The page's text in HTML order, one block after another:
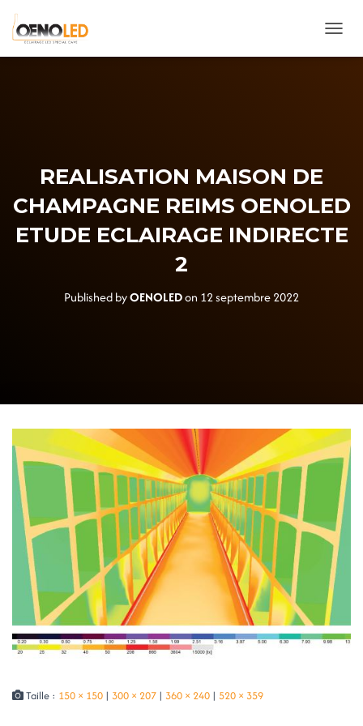
REALISATION MAISON DE
CHAMPAGNE REIMS OENOLED
ETUDE ECLAIRAGE INDIRECTE
2
Published byOENOLEDon 12 septembre 2022
Taille : 150 × 150 | 300 × 207 | 360 × 240 | 520 × 359